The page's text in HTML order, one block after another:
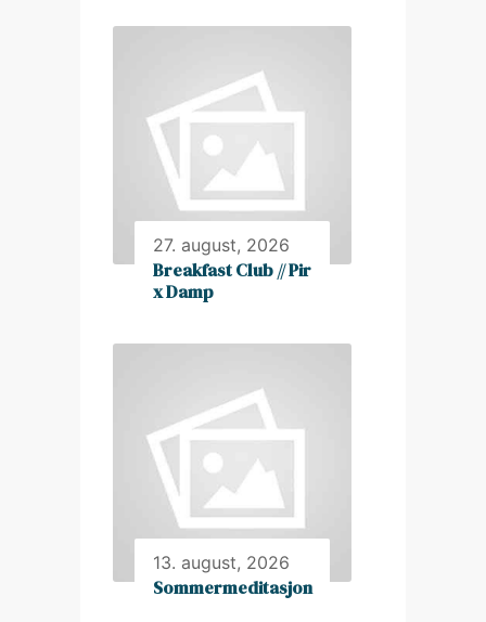
27. august, 2026
Breakfast Club // Pir
x Damp
13. august, 2026
Sommermeditasjon